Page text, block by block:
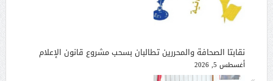
نقابتا الصحافة والمحررين تطالبان بسحب مشروع قانون الإعلام
أغسطس 5, 2026